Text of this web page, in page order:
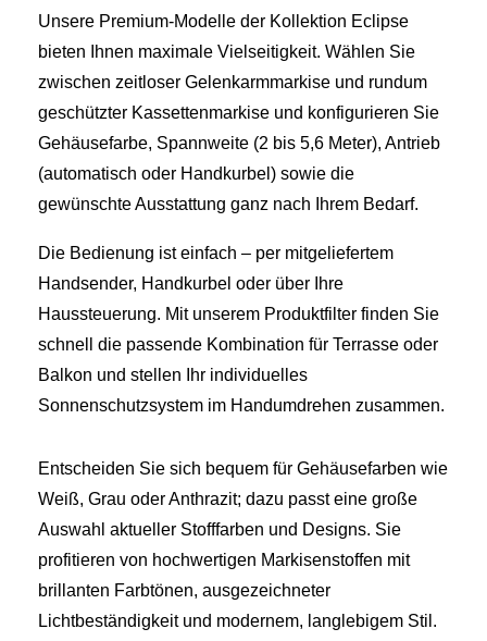
Unsere Premium-Modelle der Kollektion Eclipse
bieten Ihnen maximale Vielseitigkeit. Wählen Sie
zwischen zeitloser Gelenkarmmarkise und rundum
geschützter Kassettenmarkise und konfigurieren Sie
Gehäusefarbe, Spannweite (2 bis 5,6 Meter), Antrieb
(automatisch oder Handkurbel) sowie die
gewünschte Ausstattung ganz nach Ihrem Bedarf.
Die Bedienung ist einfach – per mitgeliefertem
Handsender, Handkurbel oder über Ihre
Haussteuerung. Mit unserem Produktfilter finden Sie
schnell die passende Kombination für Terrasse oder
Balkon und stellen Ihr individuelles
Sonnenschutzsystem im Handumdrehen zusammen.
Entscheiden Sie sich bequem für Gehäusefarben wie
Weiß, Grau oder Anthrazit; dazu passt eine große
Auswahl aktueller Stofffarben und Designs. Sie
profitieren von hochwertigen Markisenstoffen mit
brillanten Farbtönen, ausgezeichneter
Lichtbeständigkeit und modernem, langlebigem Stil.